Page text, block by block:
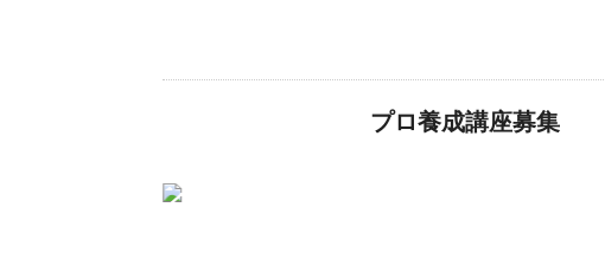
プロ養成講座募集